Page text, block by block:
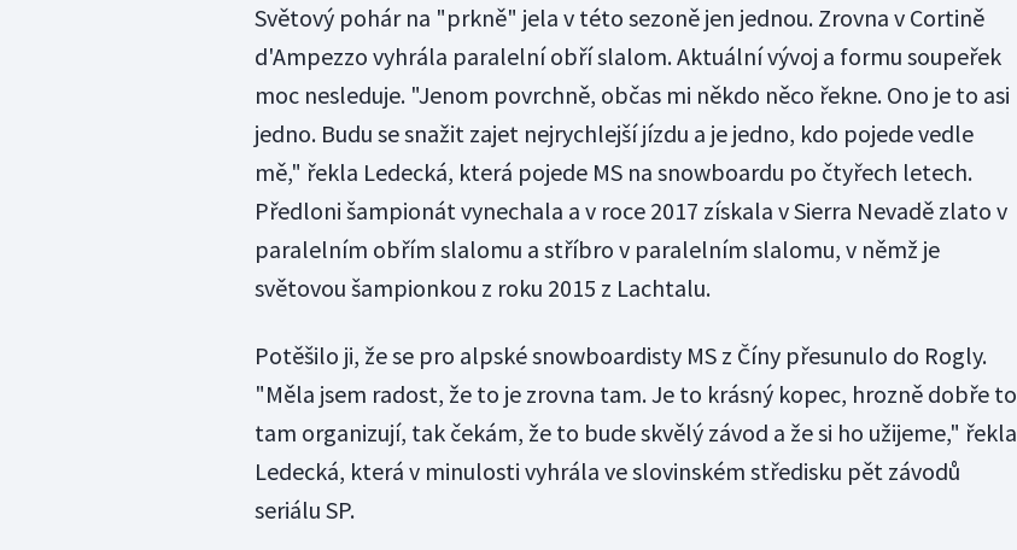
Světový pohár na "prkně" jela v této sezoně jen jednou. Zrovna v Cortině
d'Ampezzo vyhrála paralelní obří slalom. Aktuální vývoj a formu soupeřek
moc nesleduje. "Jenom povrchně, občas mi někdo něco řekne. Ono je to asi
jedno. Budu se snažit zajet nejrychlejší jízdu a je jedno, kdo pojede vedle
mě," řekla Ledecká, která pojede MS na snowboardu po čtyřech letech.
Předloni šampionát vynechala a v roce 2017 získala v Sierra Nevadě zlato v
paralelním obřím slalomu a stříbro v paralelním slalomu, v němž je
světovou šampionkou z roku 2015 z Lachtalu.
Potěšilo ji, že se pro alpské snowboardisty MS z Číny přesunulo do Rogly.
"Měla jsem radost, že to je zrovna tam. Je to krásný kopec, hrozně dobře to
tam organizují, tak čekám, že to bude skvělý závod a že si ho užijeme," řekla
Ledecká, která v minulosti vyhrála ve slovinském středisku pět závodů
seriálu SP.